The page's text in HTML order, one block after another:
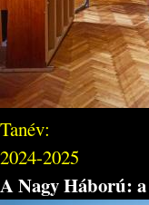
Tanév:
2024-2025
A Nagy Háború: